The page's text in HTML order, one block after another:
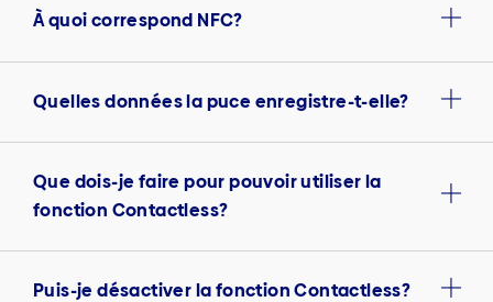
À quoi correspond NFC?
Quelles données la puce enregistre-t-elle?
Que dois-je faire pour pouvoir utiliser la
fonction Contactless?
Puis-je désactiver la fonction Contactless?